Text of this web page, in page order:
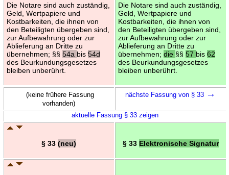
Die Notare sind auch zuständig,
Geld, Wertpapiere und
Kostbarkeiten, die ihnen von
den Beteiligten übergeben sind,
zur Aufbewahrung oder zur
Ablieferung an Dritte zu
übernehmen; §§ 54a bis 54d
des Beurkundungsgesetzes
bleiben unberührt.
Die Notare sind auch zuständig,
Geld, Wertpapiere und
Kostbarkeiten, die ihnen von
den Beteiligten übergeben sind,
zur Aufbewahrung oder zur
Ablieferung an Dritte zu
übernehmen; die §§ 57 bis 62
des Beurkundungsgesetzes
bleiben unberührt.
(keine frühere Fassung
vorhanden)
nächste Fassung von § 33 →
aktuelle Fassung § 33 zeigen
§ 33 (neu) § 33 Elektronische Signatur